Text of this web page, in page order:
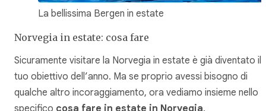
La bellissima Bergen in estate
Norvegia in estate: cosa fare
Sicuramente visitare la Norvegia in estate è già diventato il
tuo obiettivo dell’anno. Ma se proprio avessi bisogno di
qualche altro incoraggiamento, ora vediamo insieme nello
specifico cosa fare in estate in Norvegia.